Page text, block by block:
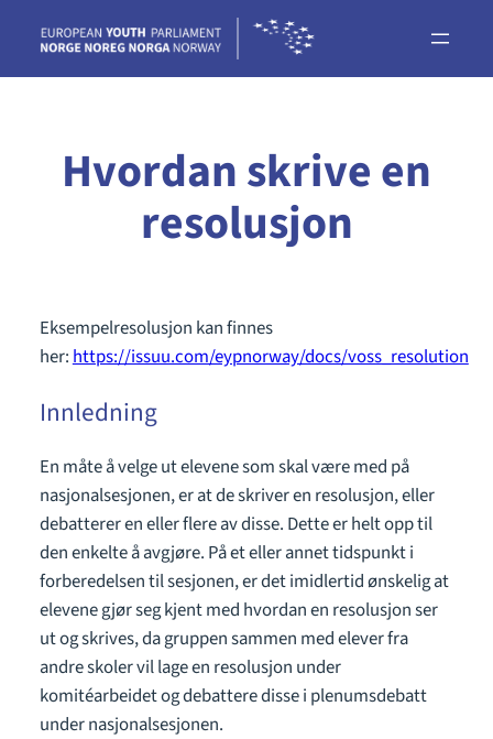
content
Hvordan skrive en
resolusjon
Eksempelresolusjon kan finnes
her:https://issuu.com/eypnorway/docs/voss_resolution
Innledning
En måte å velge ut elevene som skal være med på
nasjonalsesjonen, er at de skriver en resolusjon, eller
debatterer en eller flere av disse. Dette er helt opp til
den enkelte å avgjøre. På et eller annet tidspunkt i
forberedelsen til sesjonen, er det imidlertid ønskelig at
elevene gjør seg kjent med hvordan en resolusjon ser
ut og skrives, da gruppen sammen med elever fra
andre skoler vil lage en resolusjon under
komitéarbeidet og debattere disse i plenumsdebatt
under nasjonalsesjonen.